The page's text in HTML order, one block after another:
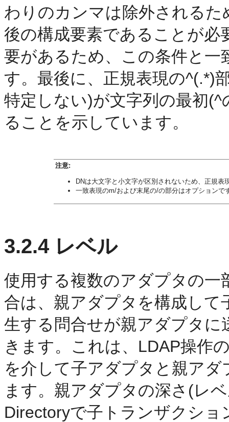
わりのカンマは除外される
後の構成要素であることが必
要があるため、この条件と
す。最後に、正規表現の^(.*)
特定しない)が文字列の最初
ることを示しています。
注意:
DNは大文字と小文字が区別されないため、正規
一致表現のm/および末尾の/の部分はオプションで
3.2.4 レベル
使用する複数のアダプタの
合は、親アダプタを構成し
生する問合せが親アダプタ
きます。これは、LDAP操作
を介して子アダプタと親ア
ます。親アダプタの深さ(レ
Directoryで子トランザクシ